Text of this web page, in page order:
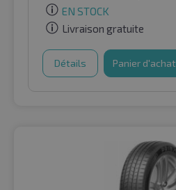
EN STOCK
Livraison gratuite
Détails Panier d'achat